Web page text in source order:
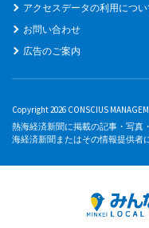
アクセスデータの利用につい
お問い合わせ
広告のご案内
Copyright 2026 CONSCIUS
熱海経済新聞に掲載の記事・写真
海経済新聞またはその情報提供者